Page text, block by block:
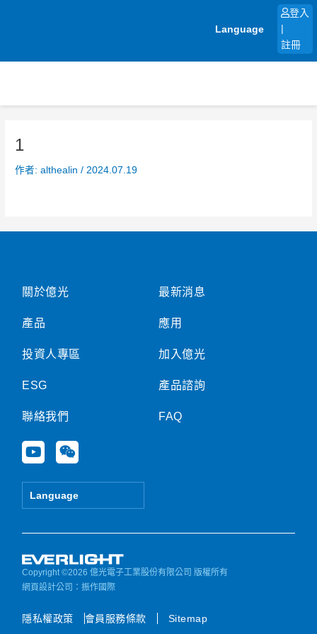
Language
登入
註冊
1
作者:althealin/ 2024.07.19
關於億光
產品
投資人專區
ESG
聯絡我們
Y
o
u
e
W
e
i
Language
最新消息
應用
加入億光
產品諮詢
FAQ
Copyright ©2026 億光電子工業股份有限公司 版權所有
網頁設計公司 ：振作國際
隱私權政策 會員服務條款 Sitemap